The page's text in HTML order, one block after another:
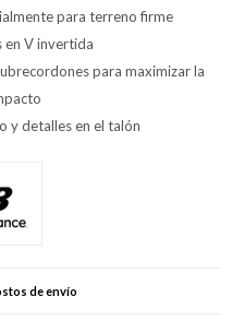
para terreno firme
en V invertida
para maximizar la
y detalles en el talón
de envío